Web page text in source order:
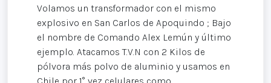
Volamos un transformador con el mismo
explosivo en San Carlos de Apoquindo ; Bajo
el nombre de Comando Alex Lemún y último
ejemplo. Atacamos T.V.N con 2 Kilos de
pólvora más polvo de aluminio y usamos en
Chile por 1° vez celulares como